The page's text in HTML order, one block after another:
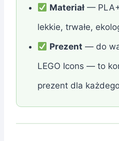
Materiał —
lekkie, trwałe,
Prezent — do
LEGO Icons — to
prezent dla